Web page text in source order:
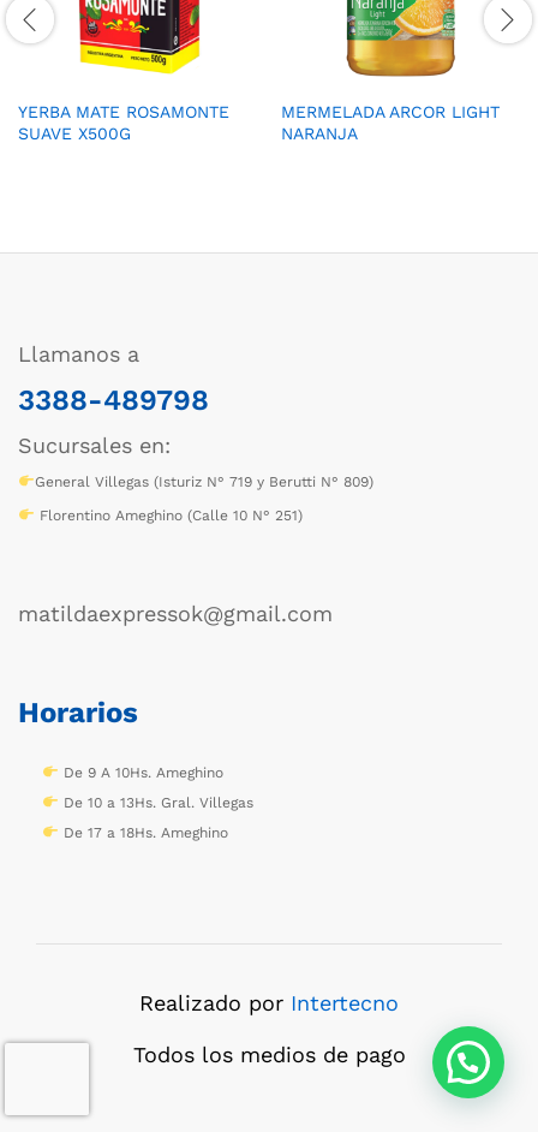
YERBA MATE ROSAMONTE
SUAVE X500G
MERMELADA ARCOR LIGHT
NARANJA
Llamanos a
3388-489798
Sucursales en:
General Villegas (Isturiz N° 719 y Berutti N° 809)
Florentino Ameghino (Calle 10 N° 251)
matildaexpressok@gmail.com
Horarios
De 9 A 10Hs. Ameghino
De 10 a 13Hs. Gral. Villegas
De 17 a 18Hs. Ameghino
Realizado por Intertecno
Todos los medios de pago